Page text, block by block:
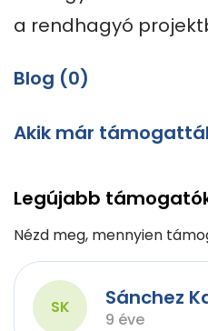
a rendhagyó
Blog (0)
Akik már
Legújabb
Nézd meg, mennyien
SK Sánchez
9 éve